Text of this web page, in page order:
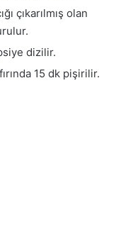
çıkarılmış olan
dizilir.
15 dk pişirilir.